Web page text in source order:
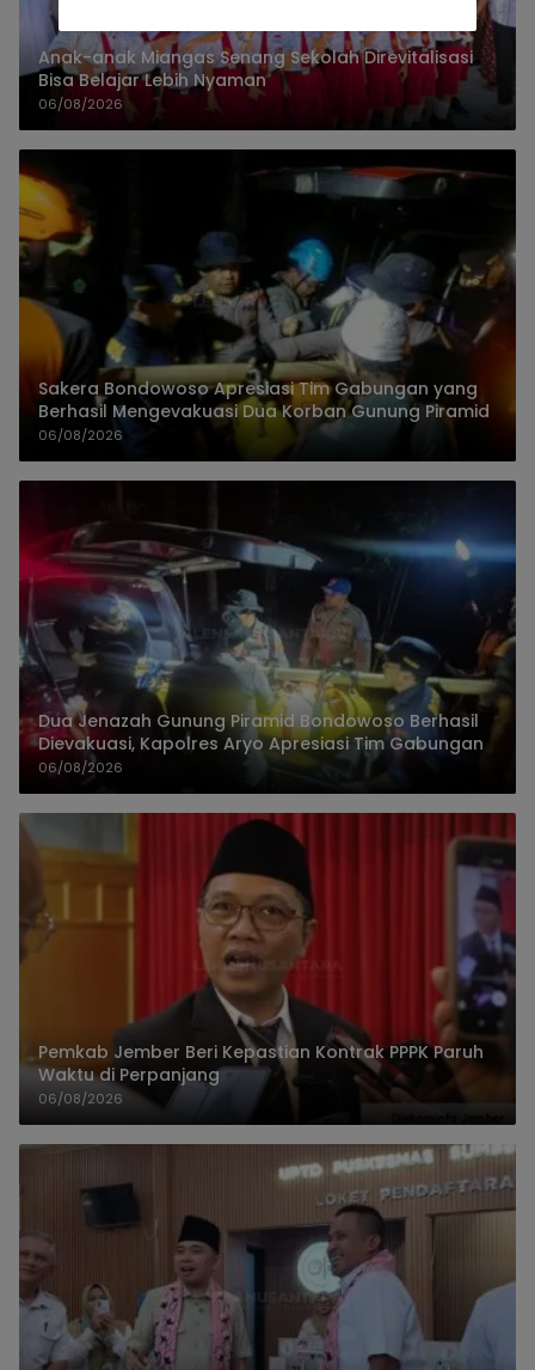
Anak-anak Miangas Senang Sekolah Direvitalisasi
Bisa Belajar Lebih Nyaman
06/08/2026
Sakera Bondowoso Apresiasi Tim Gabungan yang
Berhasil Mengevakuasi Dua Korban Gunung Piramid
06/08/2026
Dua Jenazah Gunung Piramid Bondowoso Berhasil
Dievakuasi, Kapolres Aryo Apresiasi Tim Gabungan
06/08/2026
Pemkab Jember Beri Kepastian Kontrak PPPK Paruh
Waktu di Perpanjang
06/08/2026